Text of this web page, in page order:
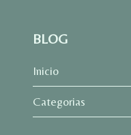
BLOG
Inicio
Categorias